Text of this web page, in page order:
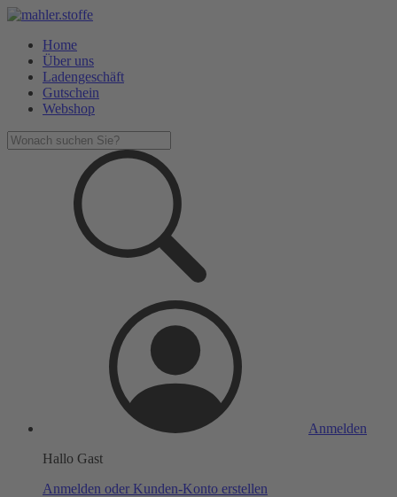
Home
Über uns
Ladengeschäft
Gutschein
Webshop
Anmelden
Hallo Gast
Anmelden oder Kunden-Konto erstellen